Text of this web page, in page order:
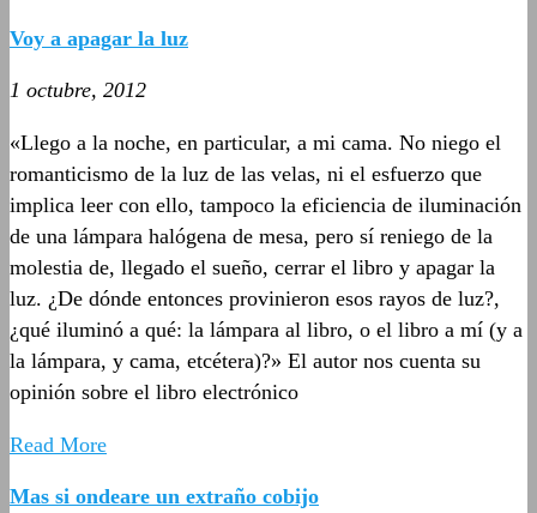
Voy a apagar la luz
1 octubre, 2012
«Llego a la noche, en particular, a mi cama. No niego el
romanticismo de la luz de las velas, ni el esfuerzo que
implica leer con ello, tampoco la eficiencia de iluminación
de una lámpara halógena de mesa, pero sí reniego de la
molestia de, llegado el sueño, cerrar el libro y apagar la
luz. ¿De dónde entonces provinieron esos rayos de luz?,
¿qué iluminó a qué: la lámpara al libro, o el libro a mí (y a
la lámpara, y cama, etcétera)?» El autor nos cuenta su
opinión sobre el libro electrónico
Read More
Mas si ondeare un extraño cobijo